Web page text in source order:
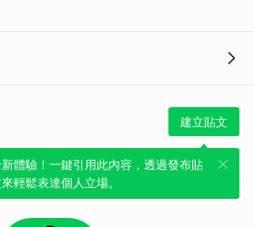
user/gorgeousspace
建立貼文
體驗！一鍵引用此內容，透過發布貼
輕鬆表達個人立場。